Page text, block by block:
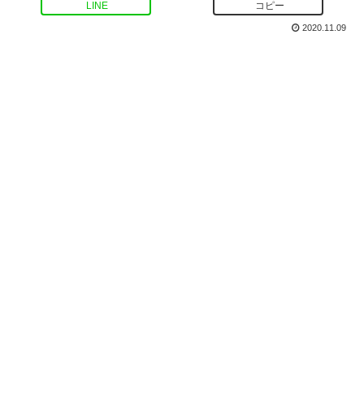
LINE コピー
2020.11.09